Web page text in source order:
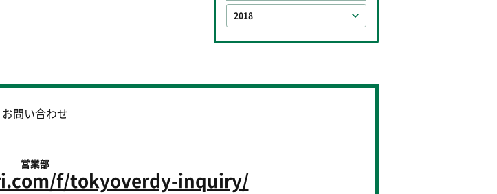
2018
お問い合わせ
営業部
f/tokyoverdy-inquiry/